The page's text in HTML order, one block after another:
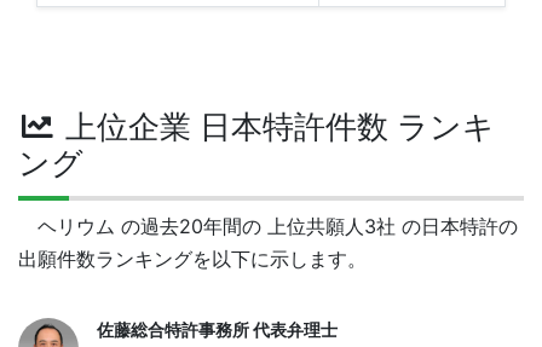
上位企業 日本特許件数 ランキ
ング
ヘリウム の過去20年間の 上位共願人3社 の日本特許の
出願件数ランキングを以下に示します。
佐藤総合特許事務所 代表弁理士